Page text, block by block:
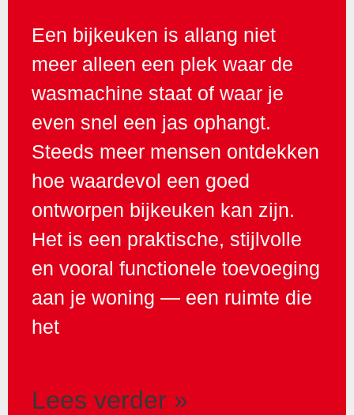
Een bijkeuken is allang niet
meer alleen een plek waar de
wasmachine staat of waar je
even snel een jas ophangt.
Steeds meer mensen ontdekken
hoe waardevol een goed
ontworpen bijkeuken kan zijn.
Het is een praktische, stijlvolle
en vooral functionele toevoeging
aan je woning — een ruimte die
het
Lees verder »